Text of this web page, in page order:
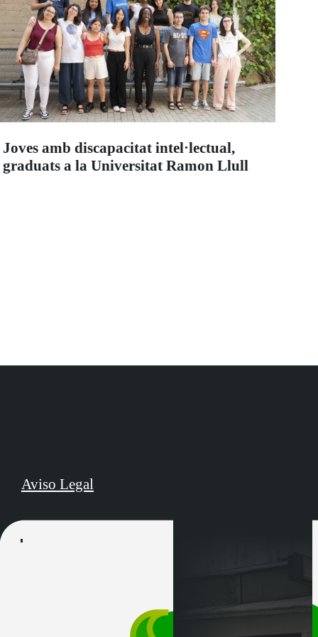
Joves amb discapacitat intel·lectual,
graduats a la Universitat Ramon Llull
Aviso Legal